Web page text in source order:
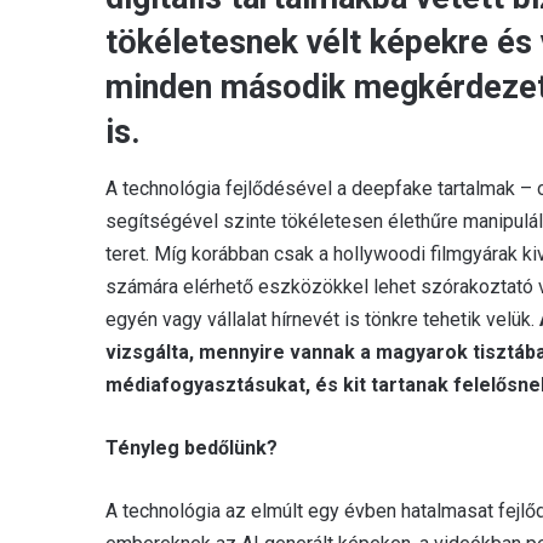
tökéletesnek vélt képekre és
minden második
is.
A technológia fejlődésével a deepfake tartalmak –
segítségével szinte tökéletesen élethűre
teret. Míg korábban csak a hollywoodi filmgyárak
számára elérhető eszközökkel lehet szórakoztató
egyén vagy vállalat hírnevét is tönkre tehetik velük.
vizsgálta, mennyire vannak a magyarok
médiafogyasztásukat, és kit tartanak
Tényleg bedőlünk?
A technológia az elmúlt egy évben hatalmasat